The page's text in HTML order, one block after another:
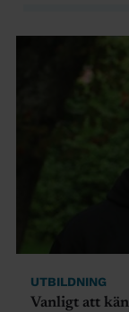
UTBILDNING
Vanligt att